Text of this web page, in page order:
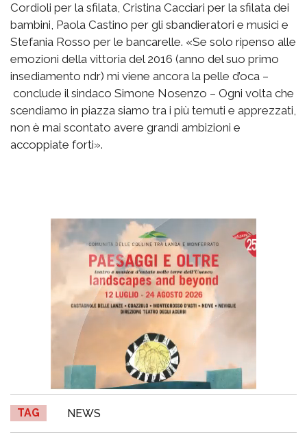
Cordioli per la sfilata, Cristina Cacciari per la sfilata dei
bambini, Paola Castino per gli sbandieratori e musici e
Stefania Rosso per le bancarelle. «Se solo ripenso alle
emozioni della vittoria del 2016 (anno del suo primo
insediamento ndr) mi viene ancora la pelle d’oca –
conclude il sindaco Simone Nosenzo – Ogni volta che
scendiamo in piazza siamo tra i più temuti e apprezzati,
non è mai scontato avere grandi ambizioni e
accoppiate forti».
TAG NEWS